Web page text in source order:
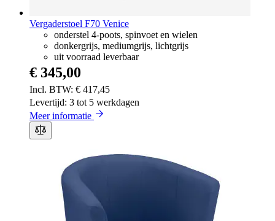
Vergaderstoel F70 Venice
onderstel 4-poots, spinvoet en wielen
donkergrijs, mediumgrijs, lichtgrijs
uit voorraad leverbaar
€ 417,45
€ 345,00
Levertijd: 3 tot 5 werkdagen
Meer informatie